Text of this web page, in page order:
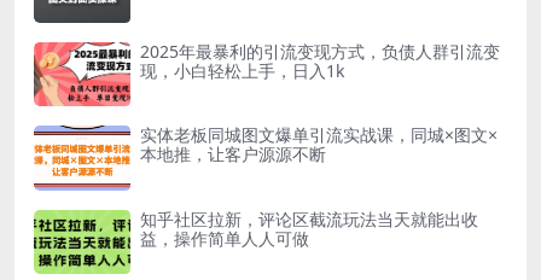
2025年最暴利的引流变现方式，负债人群引流变
现，小白轻松上手，日入1k
实体老板同城图文爆单引流实战课，同城×图文×
本地推，让客户源源不断
知乎社区拉新，评论区截流玩法当天就能出收
益，操作简单人人可做